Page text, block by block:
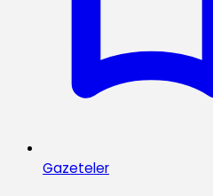
Gazeteler